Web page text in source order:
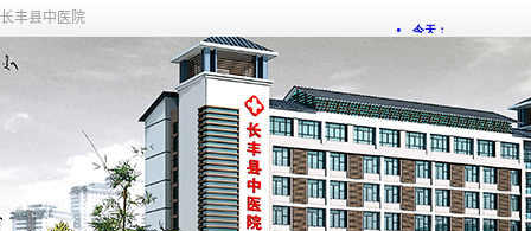
长丰县中医院